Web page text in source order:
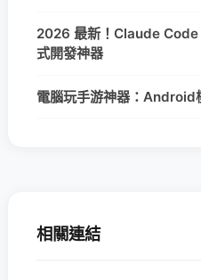
2026 最新！Claude Code
式開發神器
電腦玩手游神器：
相關連結